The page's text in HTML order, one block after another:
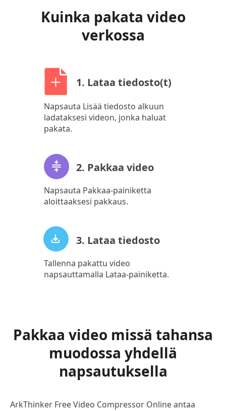
Kuinka pakata video
verkossa
1. Lataa tiedosto(t)
Napsauta Lisää tiedosto alkuun
ladataksesi videon, jonka haluat
pakata.
2. Pakkaa video
Napsauta Pakkaa-painiketta
aloittaaksesi pakkaus.
3. Lataa tiedosto
Tallenna pakattu video
napsauttamalla Lataa-painiketta.
Pakkaa video missä tahansa
muodossa yhdellä
napsautuksella
ArkThinker Free Video Compressor Online antaa